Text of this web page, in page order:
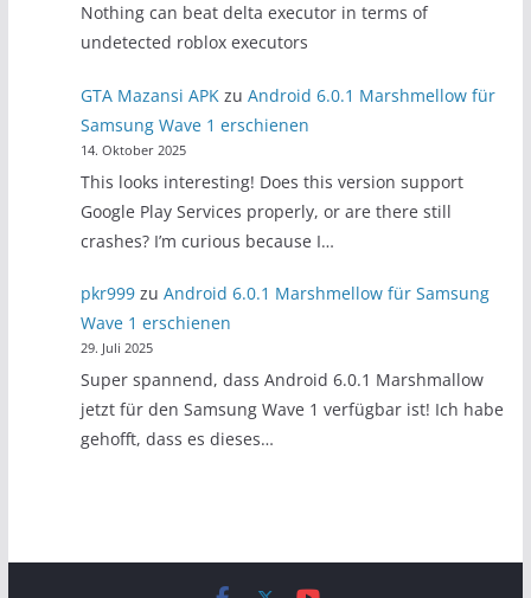
Nothing can beat delta executor in terms of
undetected roblox executors
GTA Mazansi APK zuAndroid 6.0.1 Marshmellow für
Samsung Wave 1 erschienen
14. Oktober 2025
This looks interesting! Does this version support
Google Play Services properly, or are there still
crashes? I’m curious because I…
pkr999 zuAndroid 6.0.1 Marshmellow für Samsung
Wave 1 erschienen
29. Juli 2025
Super spannend, dass Android 6.0.1 Marshmallow
jetzt für den Samsung Wave 1 verfügbar ist! Ich habe
gehofft, dass es dieses…